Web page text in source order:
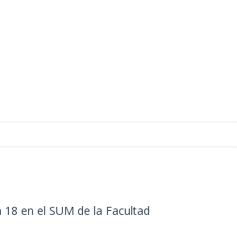
en el SUM de la Facultad